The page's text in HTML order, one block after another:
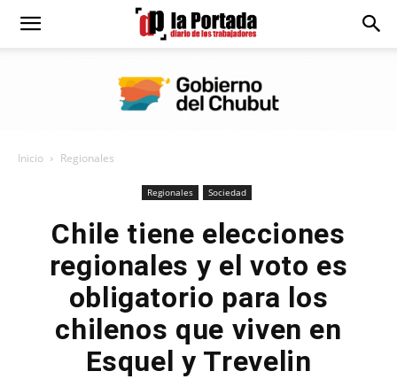
Diario
Inicio Regionales
Regionales Sociedad
Chile tiene elecciones
regionales y el voto es
obligatorio para los
chilenos que viven en
Esquel y Trevelin